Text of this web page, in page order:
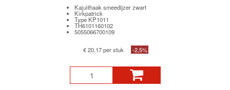
Kajuithaak smeedijzer zwart
Kirkpatrick
Type KP1011
TH6101160102
5055066700109
€ 20,17 per stuk -2,5%